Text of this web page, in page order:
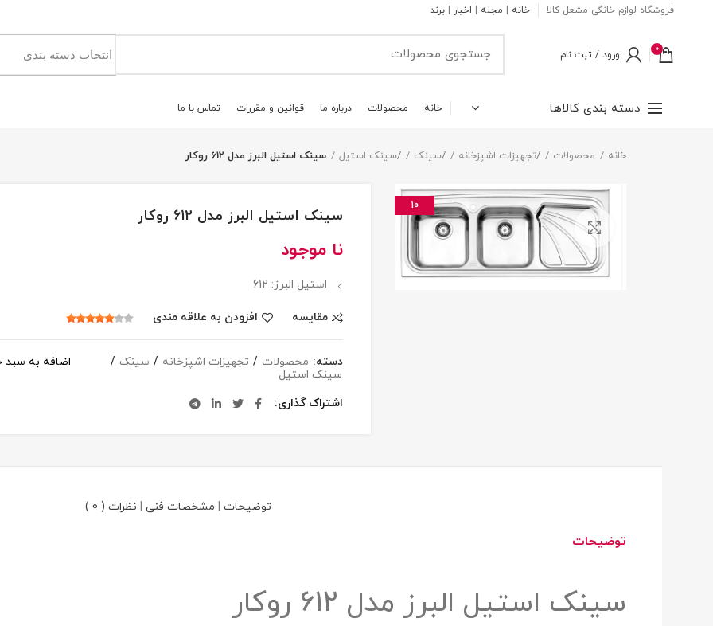
فروشگاه لوازم خانگی مشعل کالا خانه مجله اخبار برند
0 ورود / ثبت نام
دسته بندی کالاها خانه محصولات درباره ما قوانين و مقررات تماس با ما
خانه محصولات /تجهیزات اشپزخانه /سینک /سینک استیل سینک استیل البرز مدل 612 روکار
10
بزرگنمایی تصویر
سینک استیل البرز مدل 612 روکار
نا موجود
استیل البرز: 612
مقایسه افزودن به علاقه مندی
اضافه به سبد دسته: محصولات / تجهیزات اشپزخانه / سینک /
سینک استیل
اشتراک گذاری
توضیحات | مشخصات فنی | نظرات ( 0 )
توضیحات
سینک استیل البرز مدل 612 روکار